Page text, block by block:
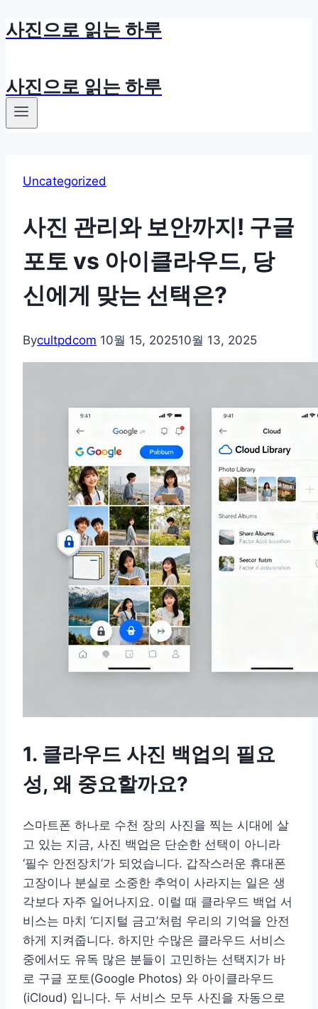
Skip
사진으로 읽는 하루
사진으로 읽는 하루
Uncategorized
사진 관리와 보안까지! 구글
포토 vs 아이클라우드, 당
신에게 맞는 선택은?
Bycultpdcom 10월 15, 202510월 13, 2025
1. 클라우드 사진 백업의 필요
성, 왜 중요할까요?
스마트폰 하나로 수천 장의 사진을 찍는 시대에 살
고 있는 지금, 사진 백업은 단순한 선택이 아니라
‘필수 안전장치’가 되었습니다. 갑작스러운 휴대폰
고장이나 분실로 소중한 추억이 사라지는 일은 생
각보다 자주 일어나지요. 이럴 때 클라우드 백업 서
비스는 마치 ‘디지털 금고’처럼 우리의 기억을 안전
하게 지켜줍니다. 하지만 수많은 클라우드 서비스
중에서도 유독 많은 분들이 고민하는 선택지가 바
로 구글 포토(Google Photos) 와 아이클라우드
(iCloud) 입니다. 두 서비스 모두 사진을 자동으로